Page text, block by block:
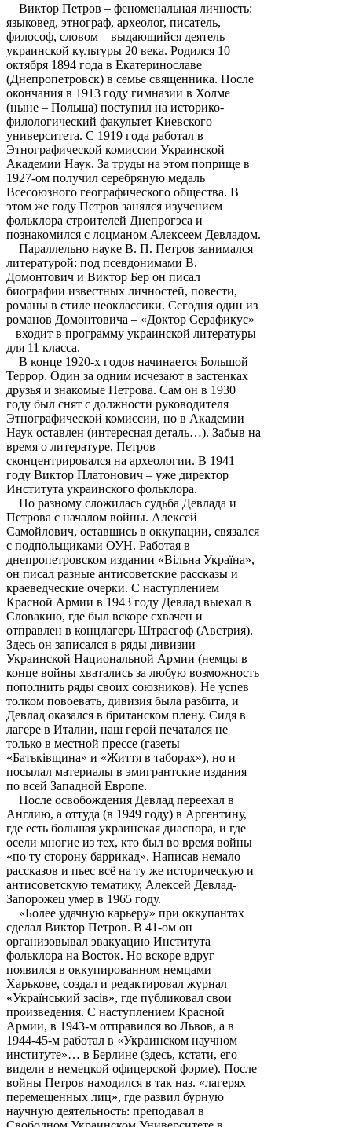
Виктор Петров – феноменальная личность:
языковед, этнограф, археолог, писатель,
философ, словом – выдающийся деятель
украинской культуры 20 века. Родился 10
октября 1894 года в Екатеринославе
(Днепропетровск) в семье священника. После
окончания в 1913 году гимназии в Холме
(ныне – Польша) поступил на историко-
филологический факультет Киевского
университета. С 1919 года работал в
Этнографической комиссии Украинской
Академии Наук. За труды на этом поприще в
1927-ом получил серебряную медаль
Всесоюзного географического общества. В
этом же году Петров занялся изучением
фольклора строителей Днепрогэса и
познакомился с лоцманом Алексеем Девладом.
Параллельно науке В. П. Петров занимался
литературой: под псевдонимами В.
Домонтович и Виктор Бер он писал
биографии известных личностей, повести,
романы в стиле неоклассики. Сегодня один из
романов Домонтовича – «Доктор Серафикус»
– входит в программу украинской литературы
для 11 класса.
В конце 1920-х годов начинается Большой
Террор. Один за одним исчезают в застенках
друзья и знакомые Петрова. Сам он в 1930
году был снят с должности руководителя
Этнографической комиссии, но в Академии
Наук оставлен (интересная деталь…). Забыв на
время о литературе, Петров
сконцентрировался на археологии. В 1941
году Виктор Платонович – уже директор
Института украинского фольклора.
По разному сложилась судьба Девлада и
Петрова с началом войны. Алексей
Самойлович, оставшись в оккупации, связался
с подпольщиками ОУН. Работая в
днепропетровском издании «Вільна Україна»,
он писал разные антисоветские рассказы и
краеведческие очерки. С наступлением
Красной Армии в 1943 году Девлад выехал в
Словакию, где был вскоре схвачен и
отправлен в концлагерь Штрасгоф (Австрия).
Здесь он записался в ряды дивизии
Украинской Национальной Армии (немцы в
конце войны хватались за любую возможность
пополнить ряды своих союзников). Не успев
толком повоевать, дивизия была разбита, и
Девлад оказался в британском плену. Сидя в
лагере в Италии, наш герой печатался не
только в местной прессе (газеты
«Батьківщина» и «Життя в таборах»), но и
посылал материалы в эмигрантские издания
по всей Западной Европе.
После освобождения Девлад переехал в
Англию, а оттуда (в 1949 году) в Аргентину,
где есть большая украинская диаспора, и где
осели многие из тех, кто был во время войны
«по ту сторону баррикад». Написав немало
рассказов и пьес всё на ту же историческую и
антисоветскую тематику, Алексей Девлад-
Запорожец умер в 1965 году.
«Более удачную карьеру» при оккупантах
сделал Виктор Петров. В 41-ом он
организовывал эвакуацию Института
фольклора на Восток. Но вскоре вдруг
появился в оккупированном немцами
Харькове, создал и редактировал журнал
«Украïнський засiв», где публиковал свои
произведения. С наступлением Красной
Армии, в 1943-м отправился во Львов, а в
1944-45-м работал в «Украинском научном
институте»… в Берлине (здесь, кстати, его
видели в немецкой офицерской форме). После
войны Петров находился в так наз. «лагерях
перемещенных лиц», где развил бурную
научную деятельность: преподавал в